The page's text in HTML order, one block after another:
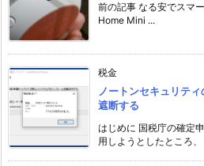
前の記事 なる安でスマ
Home Mini ...
税金
ノートンセキュリテ
遮断する
はじめに 国税庁の確定
用しようとしたところ、